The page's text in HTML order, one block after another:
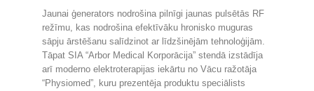
Jaunai ģenerators nodrošina pilnīgi jaunas pulsētās RF
režīmu, kas nodrošina efektīvāku hronisko muguras
sāpju ārstēšanu salīdzinot ar līdzšinējām tehnoloģijām.
Tāpat SIA “Arbor Medical Korporācija” stendā izstādīja
arī moderno elektroterapijas iekārtu no Vācu ražotāja
“Physiomed”, kuru prezentēja produktu speciālists